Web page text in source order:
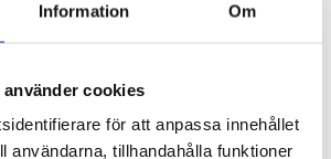
Information Om
cookies
för att anpassa innehållet
användarna, tillhandahålla funktioner